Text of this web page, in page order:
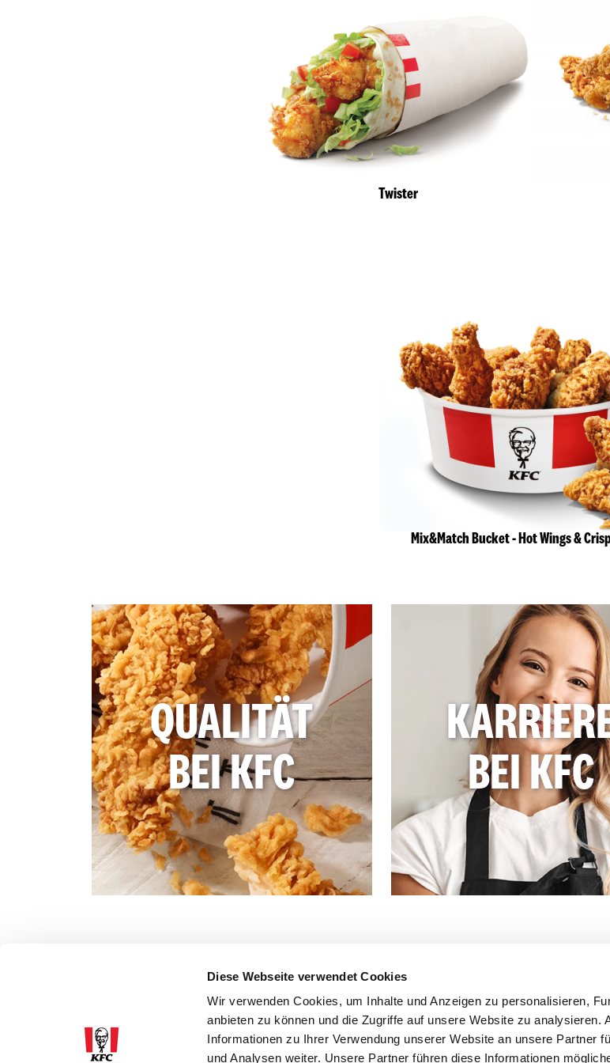
Diese Webseite verwendet Cookies
Wir verwenden Cookies, um Inhalte und Anzeigen zu personalisieren,
anbieten zu können und die Zugriffe auf unsere Website zu analysieren.
Informationen zu Ihrer Verwendung unserer Website an unsere Partner
und Analysen weiter. Unsere Partner führen diese Informationen
Twister
Mix&Match Bucket - Hot Wings &
QUALITÄT
BEI KFC
BEI KFC